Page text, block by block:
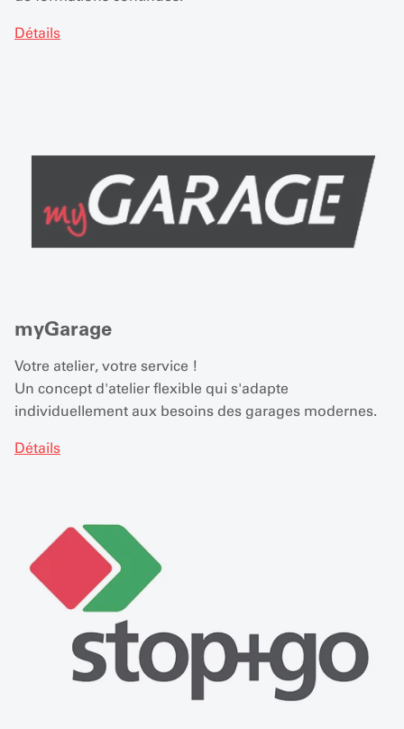
Détails
myGarage
Votre atelier, votre service !
Un concept d'atelier flexible qui s'adapte
individuellement aux besoins des garages modernes.
Détails